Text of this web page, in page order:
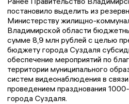
постановило выделить из
Министерству жилищно-
Владимирской области
сумме 8,9 млн рублей с целью
бюджету города Суздаля
обеспечение мероприятий по
территории муниципального
систем видеонаблюдения в
проведением празднования
города Суздаля.